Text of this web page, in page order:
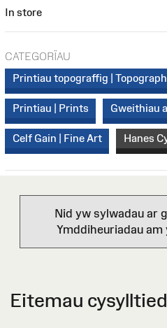
In store
CATEGORÏAU
Printiau topograffig |
Printiau | Prints Gweithiau
Celf Gain | Fine Art Hanes
Nid yw sylwadau ar
Ymddiheuriadau
Eitemau